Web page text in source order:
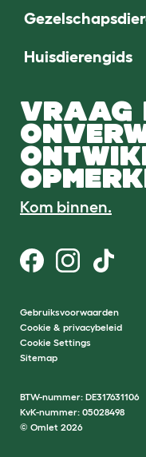
Huisdierengids
VRAAG
Kom binnen.
Gebruiksvoorwaarden
Cookie & privacybeleid
Cookie Settings
Sitemap
BTW-nummer: DE317631106
KvK-nummer: 05028498
© Omlet 2026